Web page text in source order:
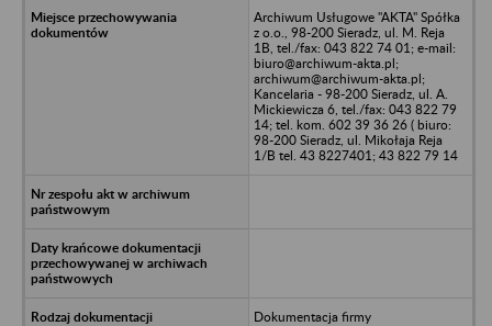
Archiwum Usługowe "AKTA" Spółka
z o.o., 98-200 Sieradz, ul. M. Reja
1B, tel./fax: 043 822 74 01; e-mail:
biuro@archiwum-akta.pl;
archiwum@archiwum-akta.pl;
Kancelaria - 98-200 Sieradz, ul. A.
Mickiewicza 6, tel./fax: 043 822 79
14; tel. kom. 602 39 36 26 ( biuro:
98-200 Sieradz, ul. Mikołaja Reja
1/B tel. 43 8227401; 43 822 79 14
Dokumentacja firmy